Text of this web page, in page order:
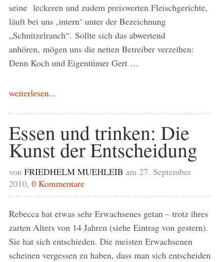
seine leckeren und zudem preiswerten Fleischgerichte,
läuft bei uns ‚intern‘ unter der Bezeichnung
„Schnitzelranch“. Sollte sich das abwertend
anhören, mögen uns die netten Betreiber verzeihen:
Denn Koch und Eigentümer Gert …
weiterlesen...
Essen und trinken: Die
Kunst der Entscheidung
von FRIEDHELM MUEHLEIB am 27. September
2010, 0 Kommentare
Rebecca hat etwas sehr Erwachsenes getan – trotz ihres
zarten Alters von 14 Jahren (siehe Eintrag von gestern).
Sie hat sich entschieden. Die meisten Erwachsenen
scheinen vergessen zu haben, dass man sich entscheiden